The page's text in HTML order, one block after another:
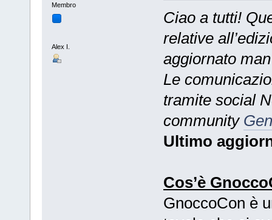
Membro
Alex I.
Ciao a tutti!
relative
aggiornato
Le
tramite social
community
Ultimo
Cos’è
GnoccoCon è